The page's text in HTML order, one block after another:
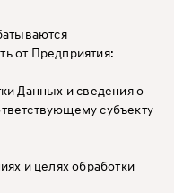
от Предприятия:
Данных и сведения о
субъекту
и целях обработки